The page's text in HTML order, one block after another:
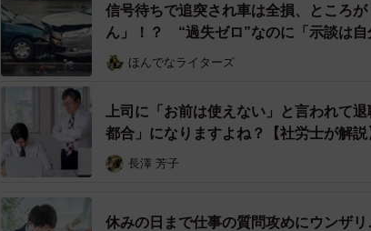
「その本人にしか分からないこと」といった、本当にや
で、完全に否定されているわけではありません。
ただし、最も重要なのはその頻度です。「あれどうやっ
いうような連絡が反復・継続するようであれば、たと
も、それはもう完全に業務指示と見なされます。会社側
て連絡を繰り返すことは、絶対に避けるべきでしょう。
ー休業中に業務対応した場合、その時間は「労働時間」
信号待ちで追突され車は全損、ところ
ん」！？ “過失ゼロ”なのに「示談は
とし穴”
ほんでなライターズ
上司に「お前は使えない」と言われて
都合」になりますよね？【社労士が解説
長澤 芳子
休みの日まで仕事の質問攻めにウンザ